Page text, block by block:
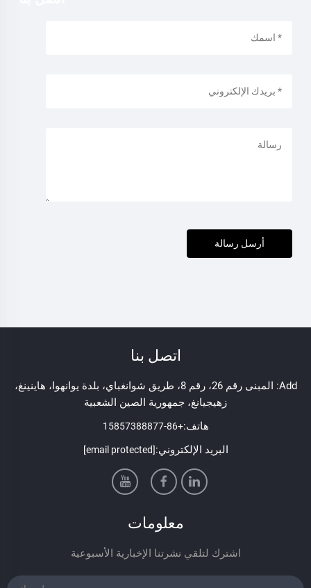
أرسل رسالة
اتصل بنا
Add: المبنى رقم 26، رقم 8، طريق شوانغباي، بلدة يوانهوا، هاينينغ،
زهيجيانغ، جمهورية الصين الشعبية
هاتف:+86-15857388877
البريد الإلكتروني:[email protected]
معلومات
اشترك لتلقي نشرتنا الإخبارية الأسبوعية